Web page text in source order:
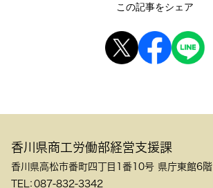
この記事をシェア
香川県商工労働部経営支援課
香川県高松市番町四丁目1番10号 県庁東館6階
TEL：087-832-3342